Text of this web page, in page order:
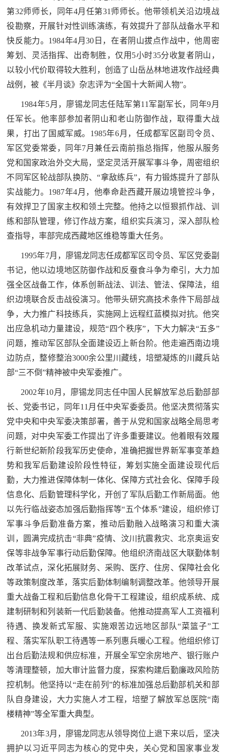
第32师师长，同年4月任第31师师长。他带领机关沿边境战
役勘察，开展针对性训练演练，有效提升了部队战备水平和
快反能力。1984年4月30日，在者阴山拔点作战中，他周密
筹划、灵活指挥、出奇制胜，仅用5小时35分收复者阴山，
以较小代价取得较大胜利，创造了山岳丛林地进攻作战经典
战例，被《半月谈》杂志评为“全国十大新闻人物”。
1984年5月，廖锡龙同志任陆军第11军副军长，同年9月
任军长。他率部参加者阴山和老山防御作战，取得重大战
果，打出了国威军威。1985年6月，任成都军区副司令员、
军区党委常委，同年7月兼任云南前指总指挥，他服从服务
党和国家政治外交大局，坚定灵活开展军事斗争，周密组织
不同军区轮战部队换防、“拿敌练兵”，有力锻炼提升了部队
实战能力。1987年4月，他奉命赴西藏开展边境管控斗争，
有效捍卫了国家主权和领土完整。他持之以恒狠抓作战、训
练和部队管理，修订作战方案，组织实兵演习，深入部队检
查指导，率部完成西藏地区维稳等重大任务。
1995年7月，廖锡龙同志任成都军区司令员、军区党委副
书记，他以边境地区防御作战和反蚕食斗争为牵引，大力加
强全区战备工作，体系创新战法、训法、管法、保障法，组
织边境联合反击战役演习。他带头研究高技术条件下局部战
争，大力推广科技练兵，实施网上远程红蓝模拟对抗。他突
出应急机动力量建设，规范“四个秩序”，下大力解决“五多”
问题，推动军区部队全面建设迈上新台阶。他走遍西南边境
边防点，整修整治3000余公里川藏线，培塑凝炼的川藏兵站
部“三不倒”精神被中央军委推广。
2002年10月，廖锡龙同志任中国人民解放军总后勤部部
长、党委书记，同年11月任中央军委委员。他坚决贯彻落实
党中央和中央军委决策部署，善于从党和国家战略全局思考
问题，对中央军委工作提出了许多重要建议。他着眼有效履
行新世纪新阶段我军历史使命，准确把握世界新军事变革趋
势和我军后勤建设阶段性特征，筹划实施全面建设现代后
勤，大力推进保障体制一体化、保障方式社会化、保障手段
信息化、后勤管理科学化，开创了军队后勤工作新局面。他
以先行临战姿态加强后勤指挥等“五个体系”建设，组织修订
军事斗争后勤准备方案，推动后勤融入战略演习和重大演
训，圆满完成抗击“非典”疫情、汶川抗震救灾、北京奥运安
保等非战争军事行动后勤保障。他组织济南战区大联勤体制
改革试点，深化拓展财务、采购、医疗、住房、保障社会化
等政策制度改革，落实后勤体制编制调整改革。他领导开展
重大战备工程和后勤信息化骨干工程建设，组织成系统、成
建制研制和列装新一代后勤装备。他推动提高军人工资福利
待遇、换发新式军服、实施艰苦边远地区部队“菜篮子”工
程、落实军队职工待遇等一系列惠兵暖心工程。他组织修订
出台后勤法规和供应标准，开展全军空余房地产、银行账户
等清理整顿，加大审计监督力度，探索构建后勤廉政风险防
控机制。他坚持以“走在前列”的标准加强总后勤部机关和部
队自身建设，大力实施人才工程，培塑了解放军总医院“南
楼精神”等全军重大典型。
2013年3月，廖锡龙同志从领导岗位上退下来以后，坚决
拥护以习近平同志为核心的党中央，关心党和国家事业发